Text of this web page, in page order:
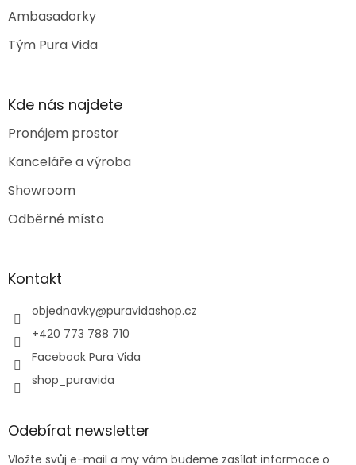
Ambasadorky
Tým Pura Vida
Kde nás najdete
Pronájem prostor
Kanceláře a výroba
Showroom
Odběrné místo
Kontakt
objednavky@puravidashop.cz
+420 773 788 710
Facebook Pura Vida
shop_puravida
Odebírat newsletter
Vložte svůj e-mail a my vám budeme zasílat informace o